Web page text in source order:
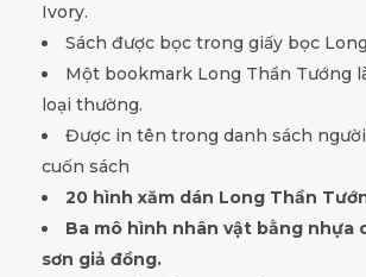
Ivory.
Sách được bọc trong giấy bọc
Một bookmark Long Thần Tướng
loại thường.
Được in tên trong danh sách
cuốn sách
20 hình xăm dán Long Thần
Ba mô hình nhân vật bằng nhựa
sơn giả đồng.